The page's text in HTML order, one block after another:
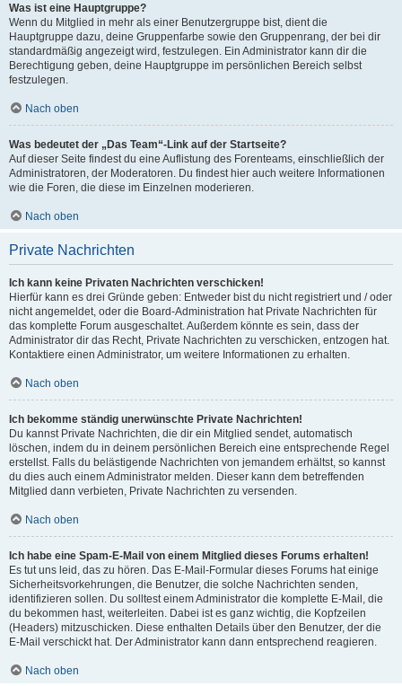
Was ist eine Hauptgruppe?
Wenn du Mitglied in mehr als einer Benutzergruppe bist, dient die
Hauptgruppe dazu, deine Gruppenfarbe sowie den Gruppenrang, der bei dir
standardmäßig angezeigt wird, festzulegen. Ein Administrator kann dir die
Berechtigung geben, deine Hauptgruppe im persönlichen Bereich selbst
festzulegen.
Nach oben
Was bedeutet der „Das Team“-Link auf der Startseite?
Auf dieser Seite findest du eine Auflistung des Forenteams, einschließlich der
Administratoren, der Moderatoren. Du findest hier auch weitere Informationen
wie die Foren, die diese im Einzelnen moderieren.
Nach oben
Private Nachrichten
Ich kann keine Privaten Nachrichten verschicken!
Hierfür kann es drei Gründe geben: Entweder bist du nicht registriert und / oder
nicht angemeldet, oder die Board-Administration hat Private Nachrichten für
das komplette Forum ausgeschaltet. Außerdem könnte es sein, dass der
Administrator dir das Recht, Private Nachrichten zu verschicken, entzogen hat.
Kontaktiere einen Administrator, um weitere Informationen zu erhalten.
Nach oben
Ich bekomme ständig unerwünschte Private Nachrichten!
Du kannst Private Nachrichten, die dir ein Mitglied sendet, automatisch
löschen, indem du in deinem persönlichen Bereich eine entsprechende Regel
erstellst. Falls du belästigende Nachrichten von jemandem erhältst, so kannst
du dies auch einem Administrator melden. Dieser kann dem betreffenden
Mitglied dann verbieten, Private Nachrichten zu versenden.
Nach oben
Ich habe eine Spam-E-Mail von einem Mitglied dieses Forums erhalten!
Es tut uns leid, das zu hören. Das E-Mail-Formular dieses Forums hat einige
Sicherheitsvorkehrungen, die Benutzer, die solche Nachrichten senden,
identifizieren sollen. Du solltest einem Administrator die komplette E-Mail, die
du bekommen hast, weiterleiten. Dabei ist es ganz wichtig, die Kopfzeilen
(Headers) mitzuschicken. Diese enthalten Details über den Benutzer, der die
E-Mail verschickt hat. Der Administrator kann dann entsprechend reagieren.
Nach oben